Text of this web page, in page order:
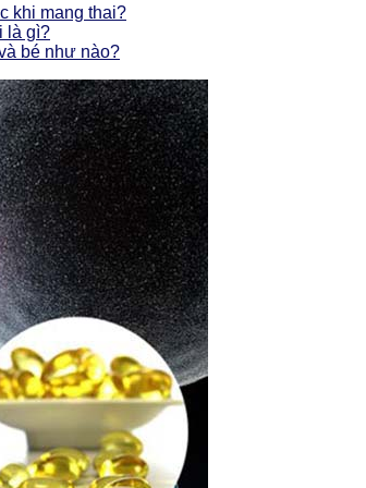
khi mang thai?
là gì?
bé như nào?